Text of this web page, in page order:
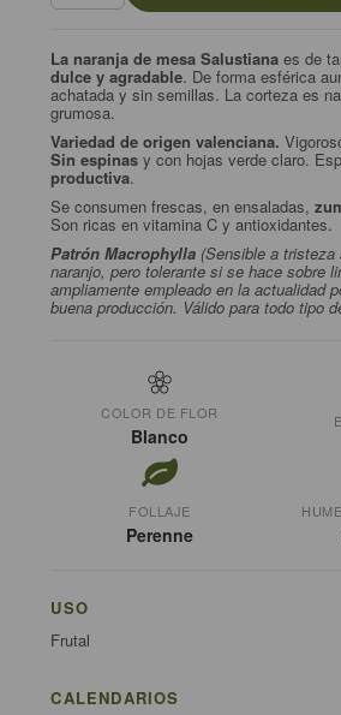
La naranja de mesa Salustianaes de
dulce y agradable. De forma esférica
achatada y sin semillas. La corteza es
grumosa.
Variedad de origen valenciana.
Sin espinas y con hojas verde claro.
productiva.
Se consumen frescas, en ensaladas,
Son ricas en vitamina C y antioxidantes.
Patrón Macrophylla (Sensible a
naranjo, pero tolerante si se hace sobre
ampliamente empleado en la actualidad
buena producción. Válido para todo tipo
COLOR DE FLOR
Blanco
FOLLAJE
Perenne
USO
Frutal
CALENDARIOS